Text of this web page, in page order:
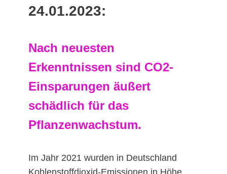
24.01.2023:
Nach neuesten
Erkenntnissen sind CO2-
Einsparungen äußert
schädlich für das
Pflanzenwachstum.
Im Jahr 2021 wurden in Deutschland
Kohlenstoffdioxid-Emissionen in Höhe